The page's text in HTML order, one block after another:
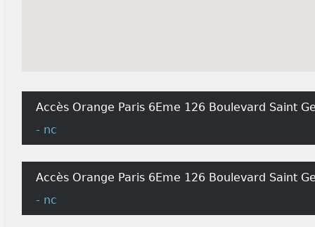
Accès Orange Paris 6Eme 126 Boulevard Saint
- nc
Accès Orange Paris 6Eme 126 Boulevard Saint
- nc